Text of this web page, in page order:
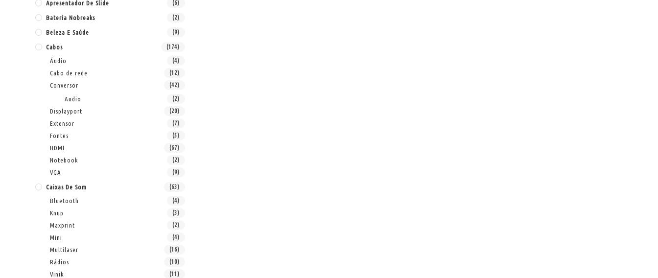
Apresentador De Slide (6)
Bateria Nobreaks (2)
Beleza E Saúde (9)
Cabos (174)
Áudio (4)
Cabo de rede (12)
Conversor (42)
Audio (2)
Displayport (20)
Extensor (7)
Fontes (5)
HDMI (67)
Notebook (2)
VGA (9)
Caixas De Som (63)
Bluetooth (4)
Knup (3)
Maxprint (2)
Mini (4)
Multilaser (16)
Rádios (10)
Vinik (11)